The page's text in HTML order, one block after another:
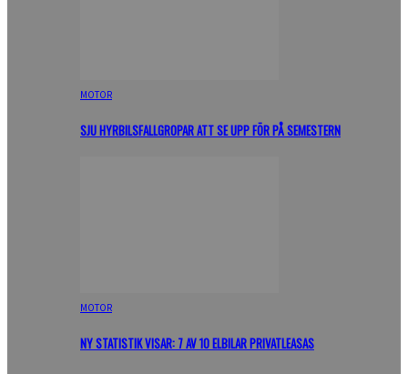
MOTOR
SJU HYRBILSFALLGROPAR ATT SE UPP FÖR PÅ SEMESTERN
MOTOR
NY STATISTIK VISAR: 7 AV 10 ELBILAR PRIVATLEASAS